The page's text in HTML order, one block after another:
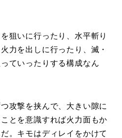
狙いに行ったり、水平斬り
力を出しに行ったり、滅・
ていったりする構成なん
攻撃を挟んで、大きい隙に
とを意識すれば火力面もか
。キモはディレイをかけて